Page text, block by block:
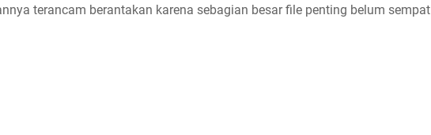
terancam berantakan karena sebagian besar file penting belum sempat